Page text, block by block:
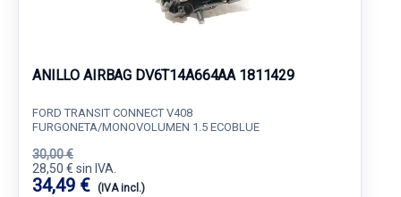
ANILLO AIRBAG DV6T14A664AA 1811429
FORD TRANSIT CONNECT V408
FURGONETA/MONOVOLUMEN 1.5 ECOBLUE
30,00 €
28,50 € sin IVA.
34,49 € (IVA incl.)